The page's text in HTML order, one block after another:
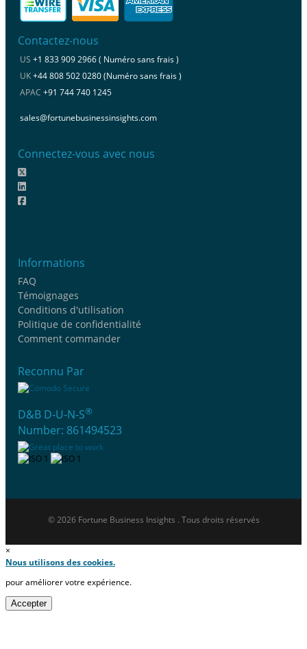
Contactez-nous
US +1 833 909 2966 ( Numéro sans frais )
UK+44 808 502 0280 (Numéro sans frais )
APAC +91 744 740 1245
sales@fortunebusinessinsights.com
Connectez-vous avec nous
Informations
FAQ
Témoignages
Conditions d'utilisation
Politique de confidentialité
Comment commander
Reconnu Par
D&B D-U-N-S®
Number: 861494523
© 2026 Fortune Business Insights . Tous droits réservés
×
Nous utilisons des cookies.
pour améliorer votre expérience.
Accepter